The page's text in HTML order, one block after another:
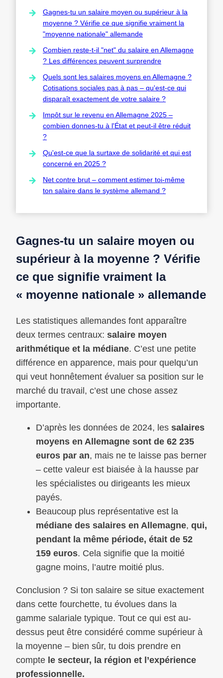
Gagnes-tu un salaire moyen ou supérieur à la
moyenne ? Vérifie ce que signifie vraiment la
"moyenne nationale" allemande
Combien reste-t-il "net" du salaire en Allemagne
? Les différences peuvent surprendre
Quels sont les salaires moyens en Allemagne ?
Cotisations sociales pas à pas – qu'est-ce qui
disparaît exactement de votre salaire ?
Impôt sur le revenu en Allemagne 2025 –
combien donnes-tu à l'État et peut-il être réduit
?
Qu'est-ce que la surtaxe de solidarité et qui est
concerné en 2025 ?
Net contre brut – comment estimer toi-même
ton salaire dans le système allemand ?
Gagnes-tu un salaire moyen ou
supérieur à la moyenne ? Vérifie
ce que signifie vraiment la
« moyenne nationale » allemande
Les statistiques allemandes font apparaître
deux termes centraux: salaire moyen
arithmétique et la médiane. C’est une petite
différence en apparence, mais pour quelqu’un
qui veut honnêtement évaluer sa position sur le
marché du travail, c’est une chose assez
importante.
D’après les données de 2024, les salaires
moyens en Allemagne sont de 62 235
euros par an, mais ne te laisse pas berner
– cette valeur est biaisée à la hausse par
les spécialistes ou dirigeants les mieux
payés.
Beaucoup plus représentative est la
médiane des salaires en Allemagne, qui,
pendant la même période, était de 52
159 euros. Cela signifie que la moitié
gagne moins, l’autre moitié plus.
Conclusion ? Si ton salaire se situe exactement
dans cette fourchette, tu évolues dans la
gamme salariale typique. Tout ce qui est au-
dessus peut être considéré comme supérieur à
la moyenne – bien sûr, tu dois prendre en
compte le secteur, la région et l’expérience
professionnelle.